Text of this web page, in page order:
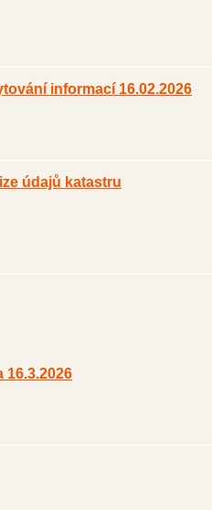
informací 16.02.2026
údajů katastru
16.3.2026